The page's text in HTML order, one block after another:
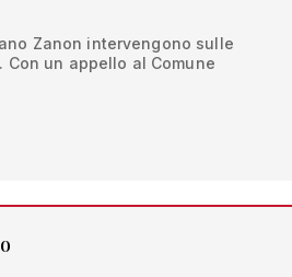
Zanon intervengono sulle
un appello al Comune